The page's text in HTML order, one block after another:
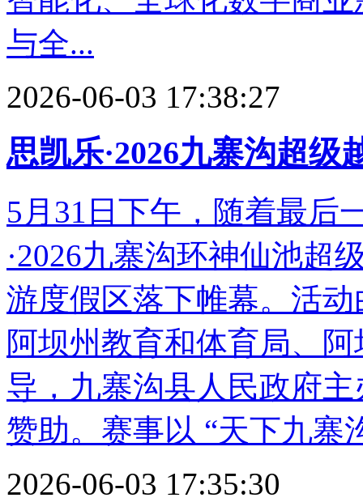
与全...
2026-06-03 17:38:27
思凯乐·2026九寨沟超级
5月31日下午，随着最后
·2026九寨沟环神仙池超
游度假区落下帷幕。活
阿坝州教育和体育局、
导，九寨沟县人民政府
赞助。赛事以 “天下九寨
2026-06-03 17:35:30